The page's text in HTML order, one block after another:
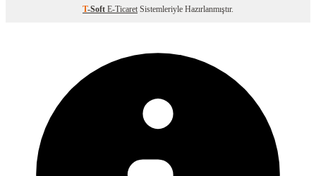
T-Soft E-Ticaret Sistemleriyle Hazırlanmıştır.